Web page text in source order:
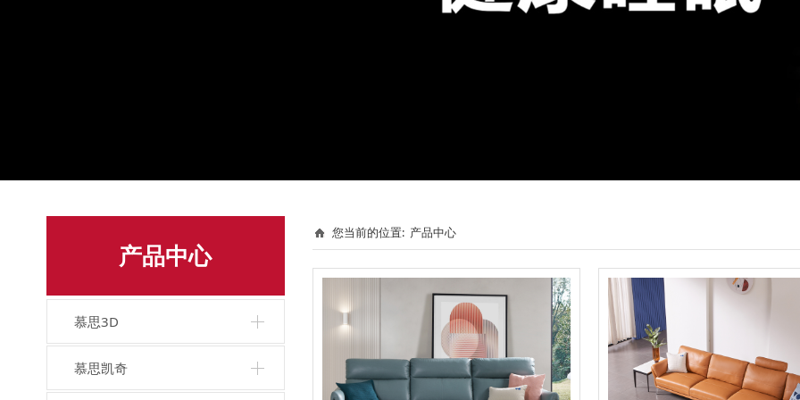
产品中心
慕思3D
慕思凯奇
您当前的位置: 产品中心